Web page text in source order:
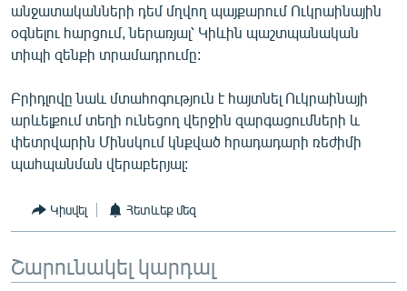
ԲԱՆԱՎԵՃ
ՁԳՏԵԼՈՎ ԼԱՎԱԳՈՒՅՆԻՆ
Հայերեն
English
անջատականների դեմ մղվող պայքարում Ուկրաինային
օգնելու հարցում, ներառյալ՝ Կիևին պաշտպանական
տիպի զենքի տրամադրումը:
Բրիդլովը նաև մտահոգություն է հայտնել Ուկրաինայի
արևելքում տեղի ունեցող վերջին զարգացումների և
փետրվարին Մինսկում կնքված հրադադարի ռեժիմի
պահպանման վերաբերյալ:
Կիսվել Հետևեք մեզ
Շարունակել կարդալ